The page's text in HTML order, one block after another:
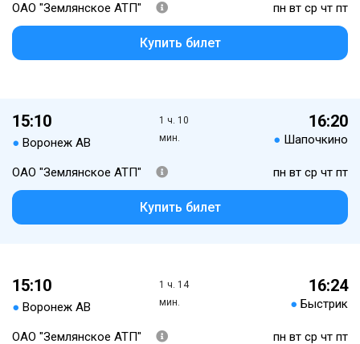
ОАО "Землянское АТП" пн вт ср чт пт
Купить билет
15:10
● Воронеж АВ
1 ч. 10
мин.
16:20
● Шапочкино
ОАО "Землянское АТП" пн вт ср чт пт
Купить билет
15:10
● Воронеж АВ
1 ч. 14
мин.
16:24
● Быстрик
ОАО "Землянское АТП" пн вт ср чт пт